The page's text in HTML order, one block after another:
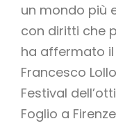
un mondo più
con diritti che
ha affermato il
Francesco
Festival
Foglio a